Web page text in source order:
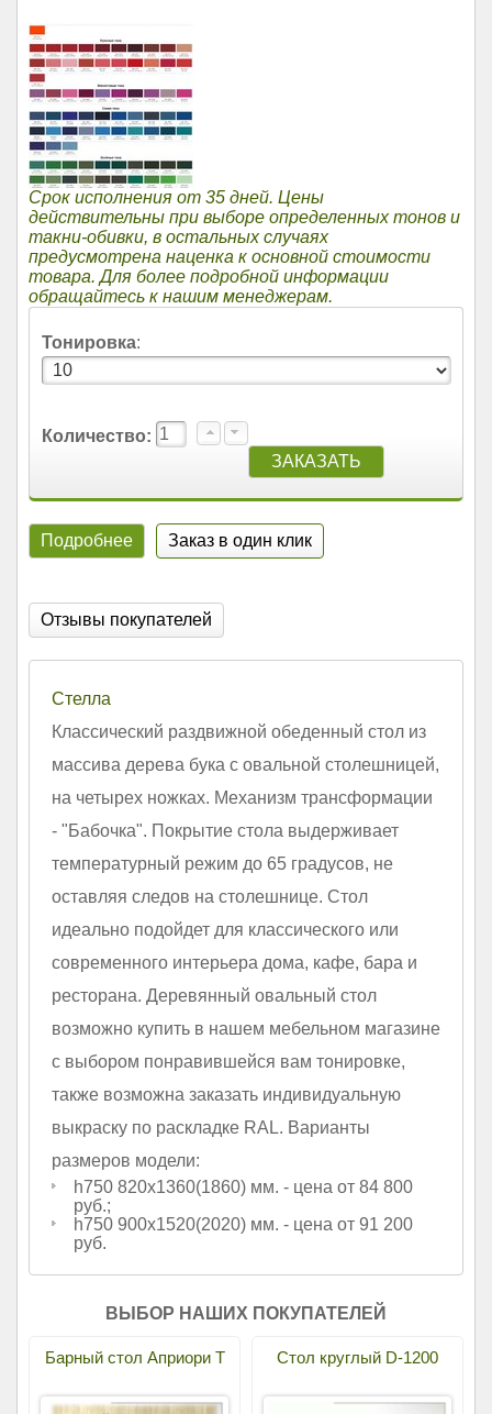
Срок исполнения от 35 дней. Цены
действительны при выборе определенных тонов и
такни-обивки, в остальных случаях
предусмотрена наценка к основной стоимости
товара. Для более подробной информации
обращайтесь к нашим менеджерам.
Тонировка:
Количество:
Подробнее Заказ в один клик
Отзывы покупателей
Стелла
Классический раздвижной обеденный стол из
массива дерева бука с овальной столешницей,
на четырех ножках. Механизм трансформации
- "Бабочка". Покрытие стола выдерживает
температурный режим до 65 градусов, не
оставляя следов на столешнице. Стол
идеально подойдет для классического или
современного интерьера дома, кафе, бара и
ресторана. Деревянный овальный стол
возможно купить в нашем мебельном магазине
с выбором понравившейся вам тонировке,
также возможна заказать индивидуальную
выкраску по раскладке RAL. Варианты
размеров модели:
h750 820х1360(1860) мм. - цена от 84 800
руб.;
h750 900х1520(2020) мм. - цена от 91 200
руб.
ВЫБОР НАШИХ ПОКУПАТЕЛЕЙ
Барный стол Априори Т Стол круглый D-1200